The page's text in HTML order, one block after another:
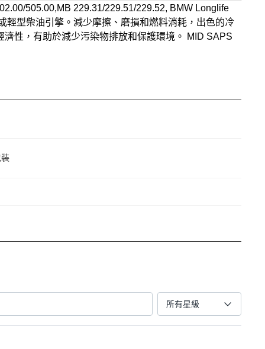
505.00,MB 229.31/229.51/229.52, BMW Longlife
輕型柴油引擎。減少摩擦、磨損和燃料消耗，出色的冷
性，有助於減少污染物排放和保護環境。 MID SAPS
所有星級